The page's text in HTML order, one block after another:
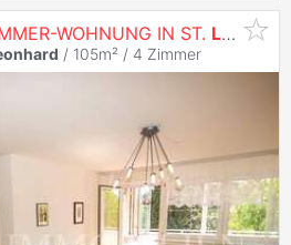
WOHNUNG IN ST. LEONHARD
/ 105m² / 4 Zimmer